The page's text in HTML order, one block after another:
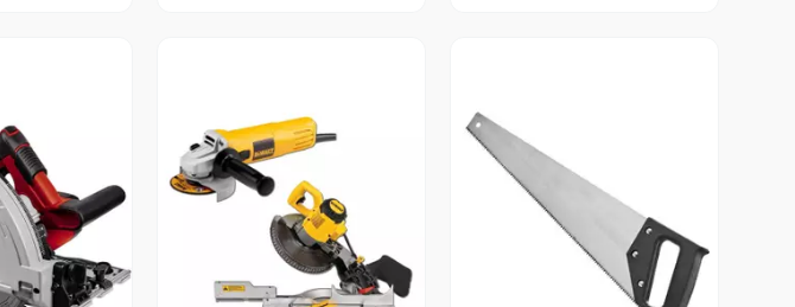
Previa Vista Previa
Vista Previa